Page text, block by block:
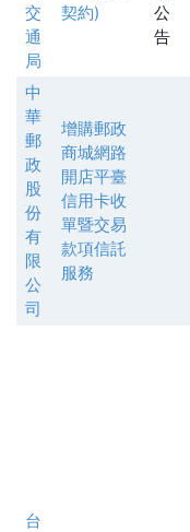
交
通
局
契約)
公
告
中
華
郵
政
股
份
有
限
公
司
增購郵政
商城網路
開店平臺
信用卡收
單暨交易
款項信託
服務
台